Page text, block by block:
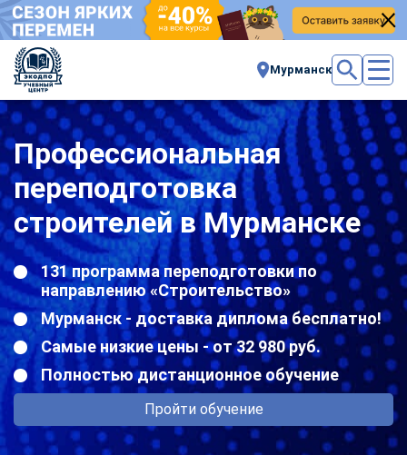
Мурманск
Профессиональная
переподготовка
строителей в Мурманске
131 программа переподготовки по
направлению «Строительство»
Мурманск - доставка диплома бесплатно!
Самые низкие цены - от 32 980 руб.
Полностью дистанционное обучение
Пройти обучение